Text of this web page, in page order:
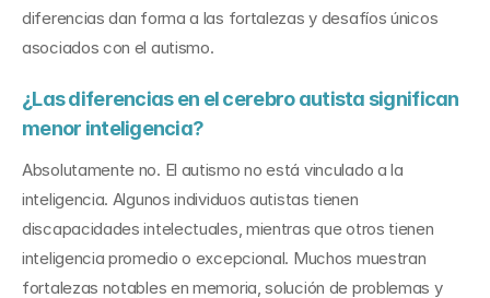
diferencias dan forma a las fortalezas y desafíos únicos
asociados con el autismo.
¿Las diferencias en el cerebro autista significan
menor inteligencia?
Absolutamente no. El autismo no está vinculado a la
inteligencia. Algunos individuos autistas tienen
discapacidades intelectuales, mientras que otros tienen
inteligencia promedio o excepcional. Muchos muestran
fortalezas notables en memoria, solución de problemas y